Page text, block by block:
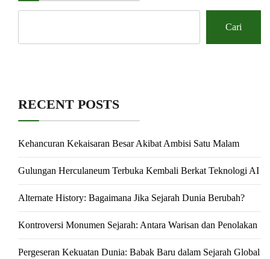
Cari
RECENT POSTS
Kehancuran Kekaisaran Besar Akibat Ambisi Satu Malam
Gulungan Herculaneum Terbuka Kembali Berkat Teknologi AI
Alternate History: Bagaimana Jika Sejarah Dunia Berubah?
Kontroversi Monumen Sejarah: Antara Warisan dan Penolakan
Pergeseran Kekuatan Dunia: Babak Baru dalam Sejarah Global